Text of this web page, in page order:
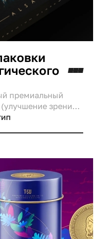
премиальный
зрения).
золотая гамма,